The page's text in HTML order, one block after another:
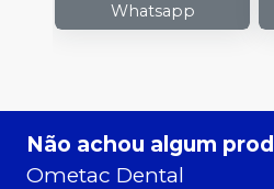
Whatsapp
Não achou algum
Ometac Dental